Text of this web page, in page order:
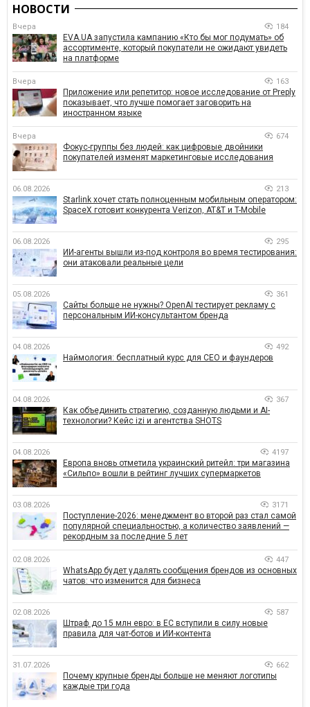
НОВОСТИ
Вчера 184
EVA.UA запустила кампанию «Кто бы мог подумать» об
ассортименте, который покупатели не ожидают увидеть
на платформе
Вчера 163
Приложение или репетитор: новое исследование от Preply
показывает, что лучше помогает заговорить на
иностранном языке
Вчера 674
Фокус-группы без людей: как цифровые двойники
покупателей изменят маркетинговые исследования
06.08.2026 213
Starlink хочет стать полноценным мобильным оператором:
SpaceX готовит конкурента Verizon, AT&T и T-Mobile
06.08.2026 295
ИИ-агенты вышли из-под контроля во время тестирования:
они атаковали реальные цели
05.08.2026 361
Сайты больше не нужны? OpenAI тестирует рекламу с
персональным ИИ-консультантом бренда
04.08.2026 492
Наймология: бесплатный курс для CEO и фаундеров
04.08.2026 367
Как объединить стратегию, созданную людьми и AI-
технологии? Кейс izi и агентства SHOTS
04.08.2026 4197
Европа вновь отметила украинский ритейл: три магазина
«Сильпо» вошли в рейтинг лучших супермаркетов
03.08.2026 3171
Поступление-2026: менеджмент во второй раз стал самой
популярной специальностью, а количество заявлений —
рекордным за последние 5 лет
02.08.2026 447
WhatsApp будет удалять сообщения брендов из основных
чатов: что изменится для бизнеса
02.08.2026 587
Штраф до 15 млн евро: в ЕС вступили в силу новые
правила для чат-ботов и ИИ-контента
31.07.2026 662
Почему крупные бренды больше не меняют логотипы
каждые три года